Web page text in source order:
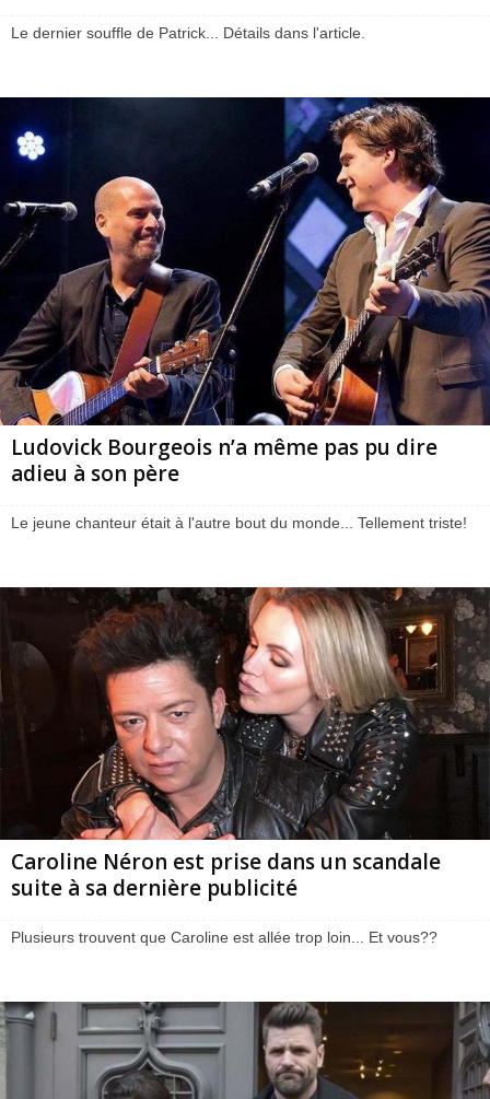
Le dernier souffle de Patrick... Détails dans l'article.
Ludovick Bourgeois n’a même pas pu dire
adieu à son père
Le jeune chanteur était à l'autre bout du monde... Tellement triste!
Caroline Néron est prise dans un scandale
suite à sa dernière publicité
Plusieurs trouvent que Caroline est allée trop loin... Et vous??